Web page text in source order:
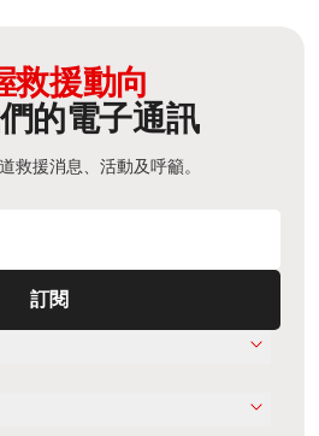
救援動向
的電子通訊
救援消息、活動及呼籲。
訂閱